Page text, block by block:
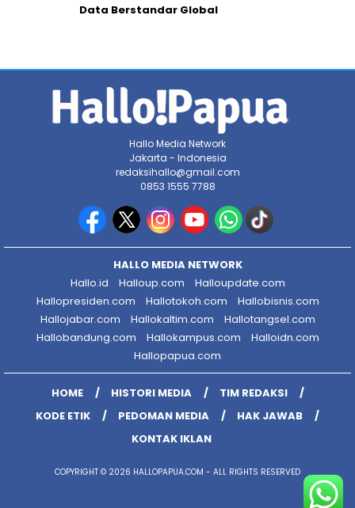
Data Berstandar Global
Hallo Media Network
Jakarta - Indonesia
redaksihallo@gmail.com
0853 1555 7788
HALLO MEDIA NETWORK
Hallo.id
Halloup.com
Halloupdate.com
Hallopresiden.com
Hallotokoh.com
Hallobisnis.com
Hallojabar.com
Hallokaltim.com
Hallotangsel.com
Hallobandung.com
Hallokampus.com
Halloidn.com
Hallopapua.com
HOME HISTORI MEDIA
TIM REDAKSI
KODE ETIK
PEDOMAN MEDIA
HAK JAWAB
KONTAK IKLAN
COPYRIGHT © 2026 HALLOPAPUA.COM - ALL RIGHTS RESERVED